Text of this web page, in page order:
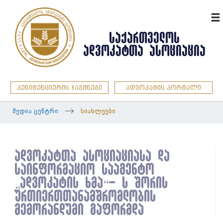
ᲡᲐᲥᲐᲠᲗᲕᲔᲚᲝᲡ
ᲐᲓᲕᲝᲙᲐᲢᲗᲐ ᲐᲡᲝᲪᲘᲐᲪᲘᲐ
პენიტენციურის ჯავშნები ადვოკატის პორტალი
მედია ცენტრი სიახლეები
ადვოკატთა ასოციაციასა და
საინფორმაციო სააგენტო
„ადვოკატის ხმა“- ს შორის
ურთიერთთანამშრომლობის
მემორანდუმი გაფორმდა